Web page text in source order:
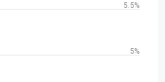
5%
5.5%